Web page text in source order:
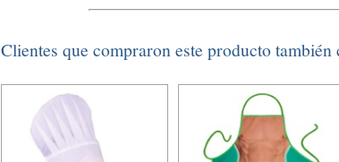
Clientes que compraron este producto